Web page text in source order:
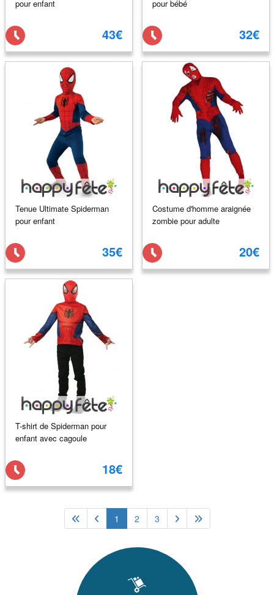
pour enfant
43€
pour bébé
32€
Tenue Ultimate Spiderman
pour enfant
35€
Costume d'homme araignée
zombie pour adulte
20€
T-shirt de Spiderman pour
enfant avec cagoule
18€
1 2 3